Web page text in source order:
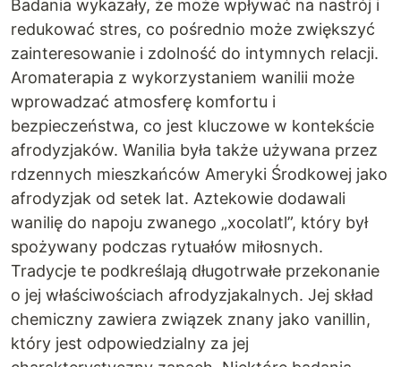
Badania wykazały, że może wpływać na nastrój i
redukować stres, co pośrednio może zwiększyć
zainteresowanie i zdolność do intymnych relacji.
Aromaterapia z wykorzystaniem wanilii może
wprowadzać atmosferę komfortu i
bezpieczeństwa, co jest kluczowe w kontekście
afrodyzjaków. Wanilia była także używana przez
rdzennych mieszkańców Ameryki Środkowej jako
afrodyzjak od setek lat. Aztekowie dodawali
wanilię do napoju zwanego „xocolatl”, który był
spożywany podczas rytuałów miłosnych.
Tradycje te podkreślają długotrwałe przekonanie
o jej właściwościach afrodyzjakalnych. Jej skład
chemiczny zawiera związek znany jako vanillin,
który jest odpowiedzialny za jej